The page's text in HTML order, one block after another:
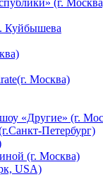
(г.
Куйбышева
Москва)
«Другие» (г.
Петербург)
(г. Москва)
USA)